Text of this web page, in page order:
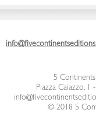
5 Continents
Piazza Caiazzo, 1
© 2018 5